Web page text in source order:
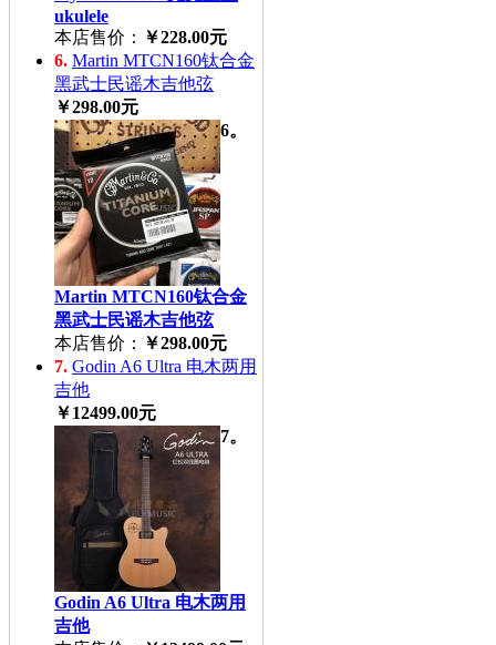
ukulele
本店售价： ￥228.00元
6. Martin MTCN160钛合金
黑武士民谣木吉他弦
￥298.00元
6。
Martin MTCN160钛合金
黑武士民谣木吉他弦
本店售价： ￥298.00元
7. Godin A6 Ultra 电木两用
吉他
￥12499.00元
7。
Godin A6 Ultra 电木两用
吉他